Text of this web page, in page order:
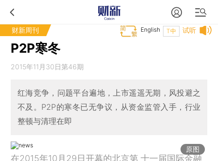
财新周刊 试听
T中
English
P2P寒冬
2015年11月30日第46期
红海竞争，问题平台遍地，上市遥遥无期，风投避之
不及。P2P的寒冬已无争议，从资金监管入手，行业
整顿与清理在即
原图
在2015年10月29日开幕的北京第 十一届国际金融